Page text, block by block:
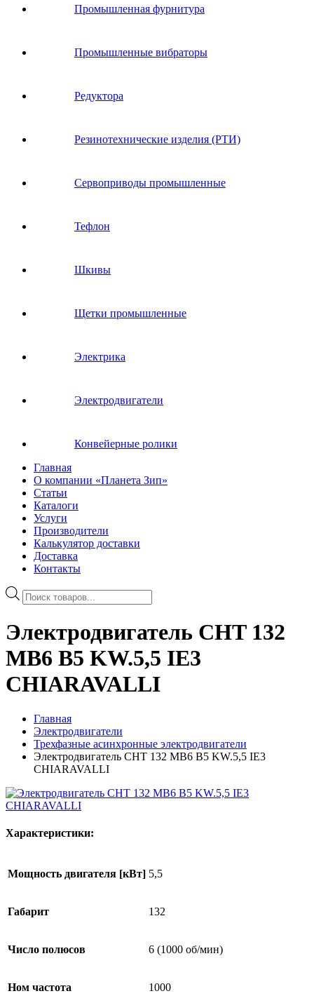
Промышленная фурнитура
Промышленные вибраторы
Редуктора
Резинотехнические изделия (РТИ)
Сервоприводы промышленные
Тефлон
Шкивы
Щетки промышленные
Электрика
Электродвигатели
Конвейерные ролики
Главная
О компании «Планета Зип»
Статьи
Каталоги
Услуги
Производители
Калькулятор доставки
Доставка
Контакты
Поиск
товаров
Электродвигатель CHT 132
MB6 B5 KW.5,5 IE3
CHIARAVALLI
Главная
Электродвигатели
Трехфазные асинхронные электродвигатели
Электродвигатель CHT 132 MB6 B5 KW.5,5 IE3
CHIARAVALLI
Характеристики:
Мощность двигателя [кВт] 5,5
Габарит 132
Число полюсов 6 (1000 об/мин)
Ном частота 1000